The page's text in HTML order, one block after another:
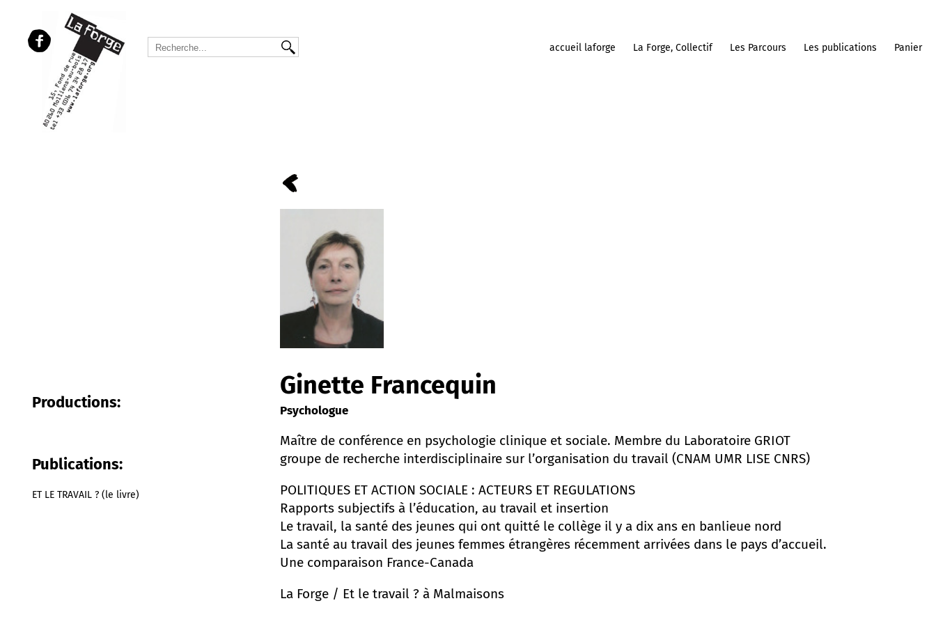
accueil laforge La Forge, Collectif Les Parcours Les publications Panier
Productions:
Publications:
ET LE TRAVAIL ? (le livre)
Ginette Francequin
Psychologue
Maître de conférence en psychologie clinique et sociale. Membre du Laboratoire GRIOT
groupe de recherche interdisciplinaire sur l’organisation du travail (CNAM UMR LISE CNRS)
POLITIQUES ET ACTION SOCIALE : ACTEURS ET REGULATIONS
Rapports subjectifs à l’éducation, au travail et insertion
Le travail, la santé des jeunes qui ont quitté le collège il y a dix ans en banlieue nord
La santé au travail des jeunes femmes étrangères récemment arrivées dans le pays d’accueil.
Une comparaison France-Canada
La Forge / Et le travail ? à Malmaisons